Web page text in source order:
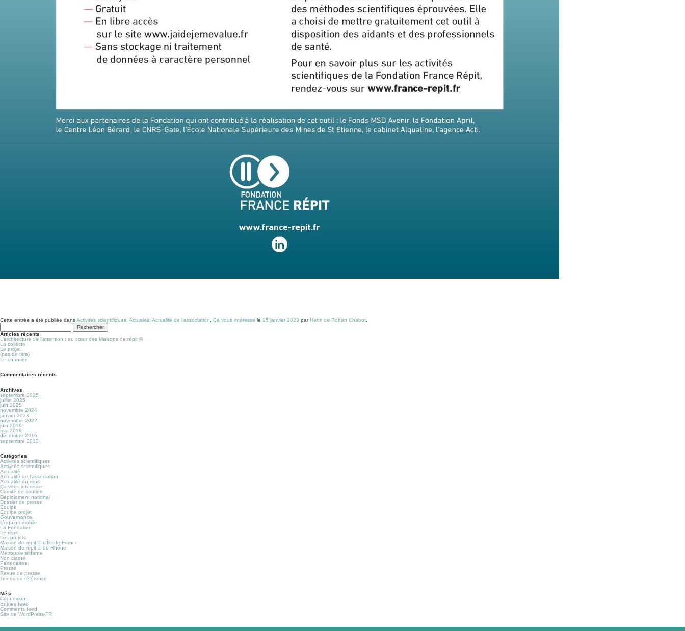
Cette entrée a été publiée dansActivités scientifiques Actualité Actualité de l'association Ça vous intéresse le 25 janvier 2023 parHenri de Rohan Chabot
Rechercher :
Articles récents
L’architecture de l’attention : au cœur des Maisons de répit ©
La collecte
Le projet
(pas de titre)
Le chantier
Commentaires récents
Archives
septembre 2025
juillet 2025
juin 2025
novembre 2024
janvier 2023
novembre 2022
juin 2019
mai 2018
décembre 2016
septembre 2013
Catégories
Activités scientifiques
Activités scientifiques
Actualité
Actualité de l'association
Actualité du répit
Ça vous intéresse
Comité de soutien
Déploiement national
Dossier de presse
Équipe
Equipe projet
Gouvernance
L'équipe mobile
La Fondation
Le répit
Les projets
Maison de répit © d'Île-de-France
Maison de répit © du Rhône
Métropole aidante
Non classé
Partenaires
Presse
Revue de presse
Textes de référence
Méta
Connexion
Entries feed
Comments feed
Site de WordPress-FR